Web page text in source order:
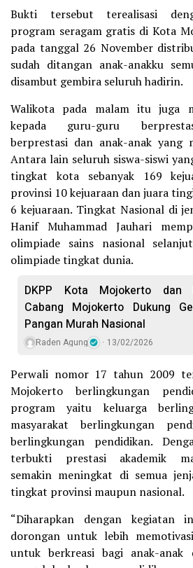
Bukti tersebut terealisasi
program seragam gratis di Kota
pada tanggal 26 November
sudah ditangan anak-anakku
disambut gembira seluruh hadirin.
Walikota pada malam itu juga
kepada guru-guru
berprestasi dan anak-anak yang
Antara lain seluruh siswa-siswi
tingkat kota sebanyak 169
provinsi 10 kejuaraan dan juara
6 kejuaraan. Tingkat Nasional di
Hanif Muhammad Jauhari
olimpiade sains nasional
olimpiade tingkat dunia.
DKPP Kota Mojokerto dan
Cabang Mojokerto Dukung
Pangan Murah Nasional
Raden Agung 13/02/2026
Perwali nomor 17 tahun 2009
Mojokerto berlingkungan
program yaitu keluarga
masyarakat berlingkungan
berlingkungan pendidikan.
terbukti prestasi akademik
semakin meningkat di semua
tingkat provinsi maupun nasional.
“Diharapkan dengan kegiatan
dorongan untuk lebih
untuk berkreasi bagi anak-